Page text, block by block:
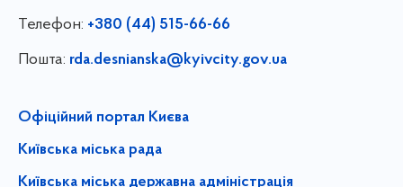
Телефон: +380 (44) 515-66-66
Пошта: rda.desnianska@kyivcity.gov.ua
Офіційний портал Києва
Київська міська рада
Київська міська державна адміністрація